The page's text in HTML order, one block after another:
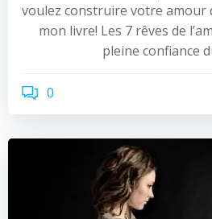
voulez construire votre amour
mon livre! Les 7 rêves de
pleine confiance
0